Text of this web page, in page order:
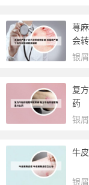
荨
会
银
复
药
银
牛
银